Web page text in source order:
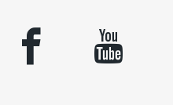
facebook youtube